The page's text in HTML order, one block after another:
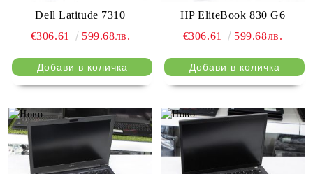
Dell Latitude 7310
€306.61
599.68лв.
HP EliteBook 830 G6
€306.61
599.68лв.